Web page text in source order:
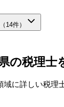
14件）
の税理士
域に詳しい税理